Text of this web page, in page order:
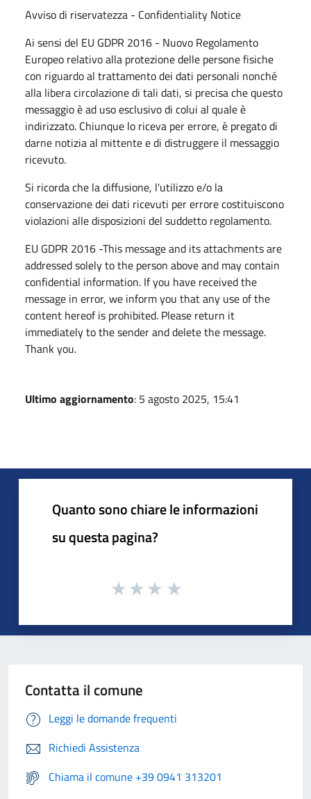
Avviso di riservatezza - Confidentiality Notice
Ai sensi del EU GDPR 2016 - Nuovo Regolamento
Europeo relativo alla protezione delle persone fisiche
con riguardo al trattamento dei dati personali nonché
alla libera circolazione di tali dati, si precisa che questo
messaggio è ad uso esclusivo di colui al quale è
indirizzato. Chiunque lo riceva per errore, è pregato di
darne notizia al mittente e di distruggere il messaggio
ricevuto.
Si ricorda che la diffusione, l'utilizzo e/o la
conservazione dei dati ricevuti per errore costituiscono
violazioni alle disposizioni del suddetto regolamento.
EU GDPR 2016 -This message and its attachments are
addressed solely to the person above and may contain
confidential information. If you have received the
message in error, we inform you that any use of the
content hereof is prohibited. Please return it
immediately to the sender and delete the message.
Thank you.
Ultimo aggiornamento: 5 agosto 2025, 15:41
Quanto sono chiare le informazioni
su questa pagina?
Contatta il comune
Leggi le domande frequenti
Richiedi Assistenza
Chiama il comune +39 0941 313201